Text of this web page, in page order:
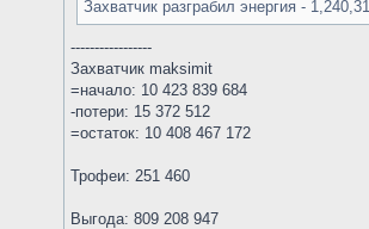
Захватчик разграбил энергия -
-----------------
Захватчик maksimit
=начало: 10 423 839 684
-потери: 15 372 512
=остаток: 10 408 467 172
Трофеи: 251 460
Выгода: 809 208 947